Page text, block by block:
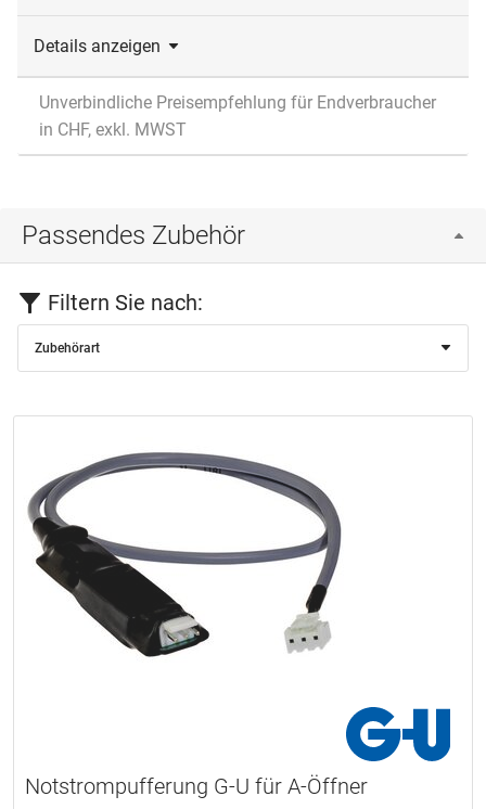
Details anzeigen
Unverbindliche Preisempfehlung für Endverbraucher
in CHF, exkl. MWST
Passendes Zubehör
Filtern Sie nach:
Zubehörart
Notstrompufferung G-U für A-Öffner